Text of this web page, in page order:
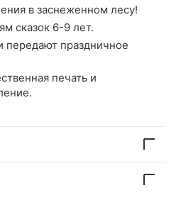
в заснеженном лесу!
сказок 6-9 лет.
праздничное
печать и